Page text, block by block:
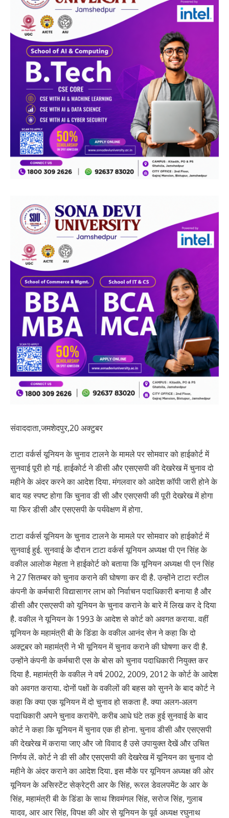
संवाददाता,जमशेदपुर,20 अक्टुबर
टाटा वर्कर्स यूनियन के चुनाव टालने के मामले पर सोमवार को हाईकोर्ट में
सुनवाई पूरी हो गई. हाईकोर्ट ने डीसी और एसएसपी की देखरेख में चुनाव दो
महीने के अंदर करने का आदेश दिया. मंगलवार को आदेश कॉपी जारी होने के
बाद यह स्पष्ट होगा कि चुनाव डी सी और एसएसपी की पूरी देखरेख में होगा
या फिर डीसी और एसएसपी के पर्यवेक्षण में होगा.
टाटा वर्कर्स यूनियन के चुनाव टालने के मामले पर सोमवार को हाईकोर्ट में
सुनवाई हुई. सुनवाई के दौरान टाटा वर्कर्स यूनियन अध्यक्ष पी एन सिंह के
वकील आलोक मेहता ने हाईकोर्ट को बताया कि यूनियन अध्यक्ष पी एन सिंह
ने 27 सितम्बर को चुनाव कराने की घोषणा कर दी है. उन्होंने टाटा स्टील
कंपनी के कर्मचारी विद्यासागर लाभ को निर्वाचन पदाधिकारी बनाया है और
डीसी और एसएसपी को यूनियन के चुनाव कराने के बारे में लिख कर दे दिया
है. वकील ने यूनियन के 1993 के आदेश से कोर्ट को अवगत कराया. वहीं
यूनियन के महामंत्री बी के डिंडा के वकील आनंद सेन ने कहा कि दो
अक्टूबर को महामंत्री ने भी यूनियन में चुनाव कराने की घोषणा कर दी है.
उन्होंने कंपनी के कर्मचारी एस के बोस को चुनाव पदाधिकारी नियुक्त कर
दिया है. महामंत्री के वकील ने वर्ष 2002, 2009, 2012 के कोर्ट के आदेश
को अवगत कराया. दोनों पक्षों के वकीलों की बहस को सुनने के बाद कोर्ट ने
कहा कि क्या एक यूनियन में दो चुनाव हो सकता है. क्या अलग-अलग
पदाधिकारी अपने चुनाव करायेंगे. करीब आधे घंटे तक हुई सुनवाई के बाद
कोर्ट ने कहा कि यूनियन में चुनाव एक ही होना. चुनाव डीसी और एसएसपी
की देखरेख में कराया जाए और जो विवाद है उसे उपायुक्त देेखें और उचित
निर्णय लें. कोर्ट ने डी सी और एसएसपी की देखरेख में यूनियन का चुनाव दो
महीने के अंदर कराने का आदेश दिया. इस मौके पर यूनियन अध्यक्ष की ओर
यूनियन के असिस्टेंट सेक्रेट्री आर के सिंह, रूरल डेवलपमेंट के आर के
सिंह, महामंत्री बी के डिंडा के साथ शिवमंगल सिंह, सरोज सिंह, गुलाब
यादव, आर आर सिंह, विपक्ष की ओर से यूनियन के पूर्व अध्यक्ष रघुनाथ